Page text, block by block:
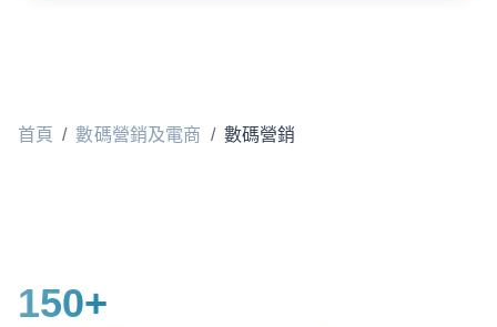
首頁 / 數碼營銷及電商 / 數碼營銷
150+